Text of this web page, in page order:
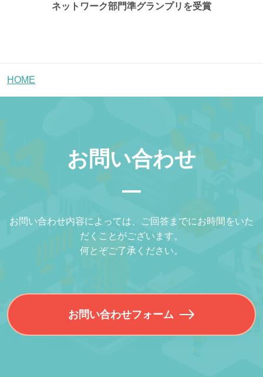
ネットワーク部門準グランプリを受賞
HOME
お問い合わせ
お問い合わせ内容によっては、ご回答までにお時間をいた
だくことがございます。
何とぞご了承ください。
お問い合わせフォーム